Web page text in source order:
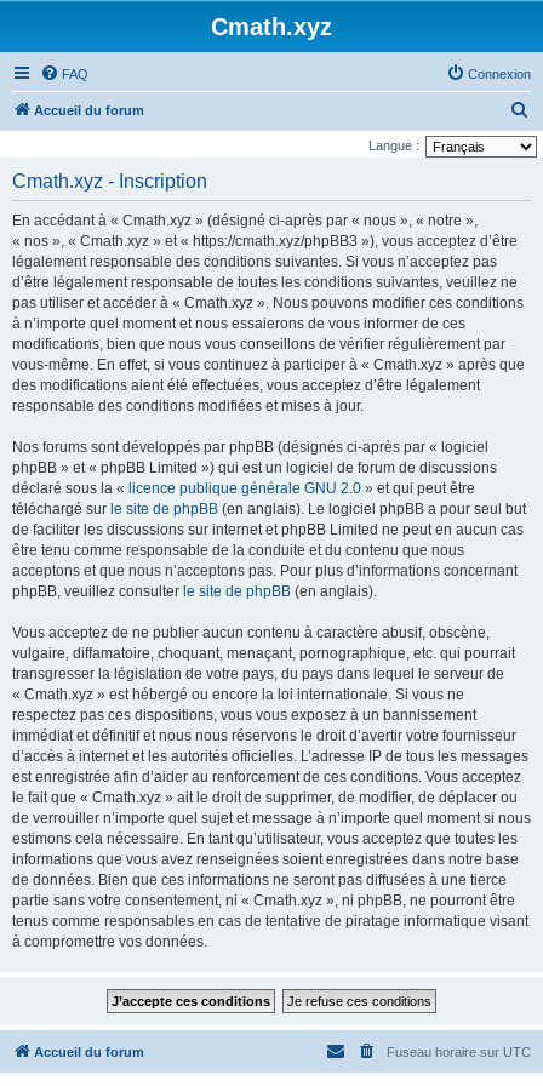
Cmath.xyz
FAQ Connexion
Accueil du forum
e
Langue :
Cmath.xyz - Inscription
En accédant à « Cmath.xyz » (désigné ci-après par « nous », « notre »,
« nos », « Cmath.xyz » et « https://cmath.xyz/phpBB3 »), vous acceptez d’être
légalement responsable des conditions suivantes. Si vous n’acceptez pas
d’être légalement responsable de toutes les conditions suivantes, veuillez ne
pas utiliser et accéder à « Cmath.xyz ». Nous pouvons modifier ces conditions
à n’importe quel moment et nous essaierons de vous informer de ces
modifications, bien que nous vous conseillons de vérifier régulièrement par
vous-même. En effet, si vous continuez à participer à « Cmath.xyz » après que
des modifications aient été effectuées, vous acceptez d’être légalement
responsable des conditions modifiées et mises à jour.
Nos forums sont développés par phpBB (désignés ci-après par « logiciel
phpBB » et « phpBB Limited ») qui est un logiciel de forum de discussions
déclaré sous la « licence publique générale GNU 2.0 » et qui peut être
téléchargé sur le site de phpBB (en anglais). Le logiciel phpBB a pour seul but
de faciliter les discussions sur internet et phpBB Limited ne peut en aucun cas
être tenu comme responsable de la conduite et du contenu que nous
acceptons et que nous n’acceptons pas. Pour plus d’informations concernant
phpBB, veuillez consulter le site de phpBB (en anglais).
Vous acceptez de ne publier aucun contenu à caractère abusif, obscène,
vulgaire, diffamatoire, choquant, menaçant, pornographique, etc. qui pourrait
transgresser la législation de votre pays, du pays dans lequel le serveur de
« Cmath.xyz » est hébergé ou encore la loi internationale. Si vous ne
respectez pas ces dispositions, vous vous exposez à un bannissement
immédiat et définitif et nous nous réservons le droit d’avertir votre fournisseur
d’accès à internet et les autorités officielles. L’adresse IP de tous les messages
est enregistrée afin d’aider au renforcement de ces conditions. Vous acceptez
le fait que « Cmath.xyz » ait le droit de supprimer, de modifier, de déplacer ou
de verrouiller n’importe quel sujet et message à n’importe quel moment si nous
estimons cela nécessaire. En tant qu’utilisateur, vous acceptez que toutes les
informations que vous avez renseignées soient enregistrées dans notre base
de données. Bien que ces informations ne seront pas diffusées à une tierce
partie sans votre consentement, ni « Cmath.xyz », ni phpBB, ne pourront être
tenus comme responsables en cas de tentative de piratage informatique visant
à compromettre vos données.
Accueil du forum Fuseau horaire sur UTC